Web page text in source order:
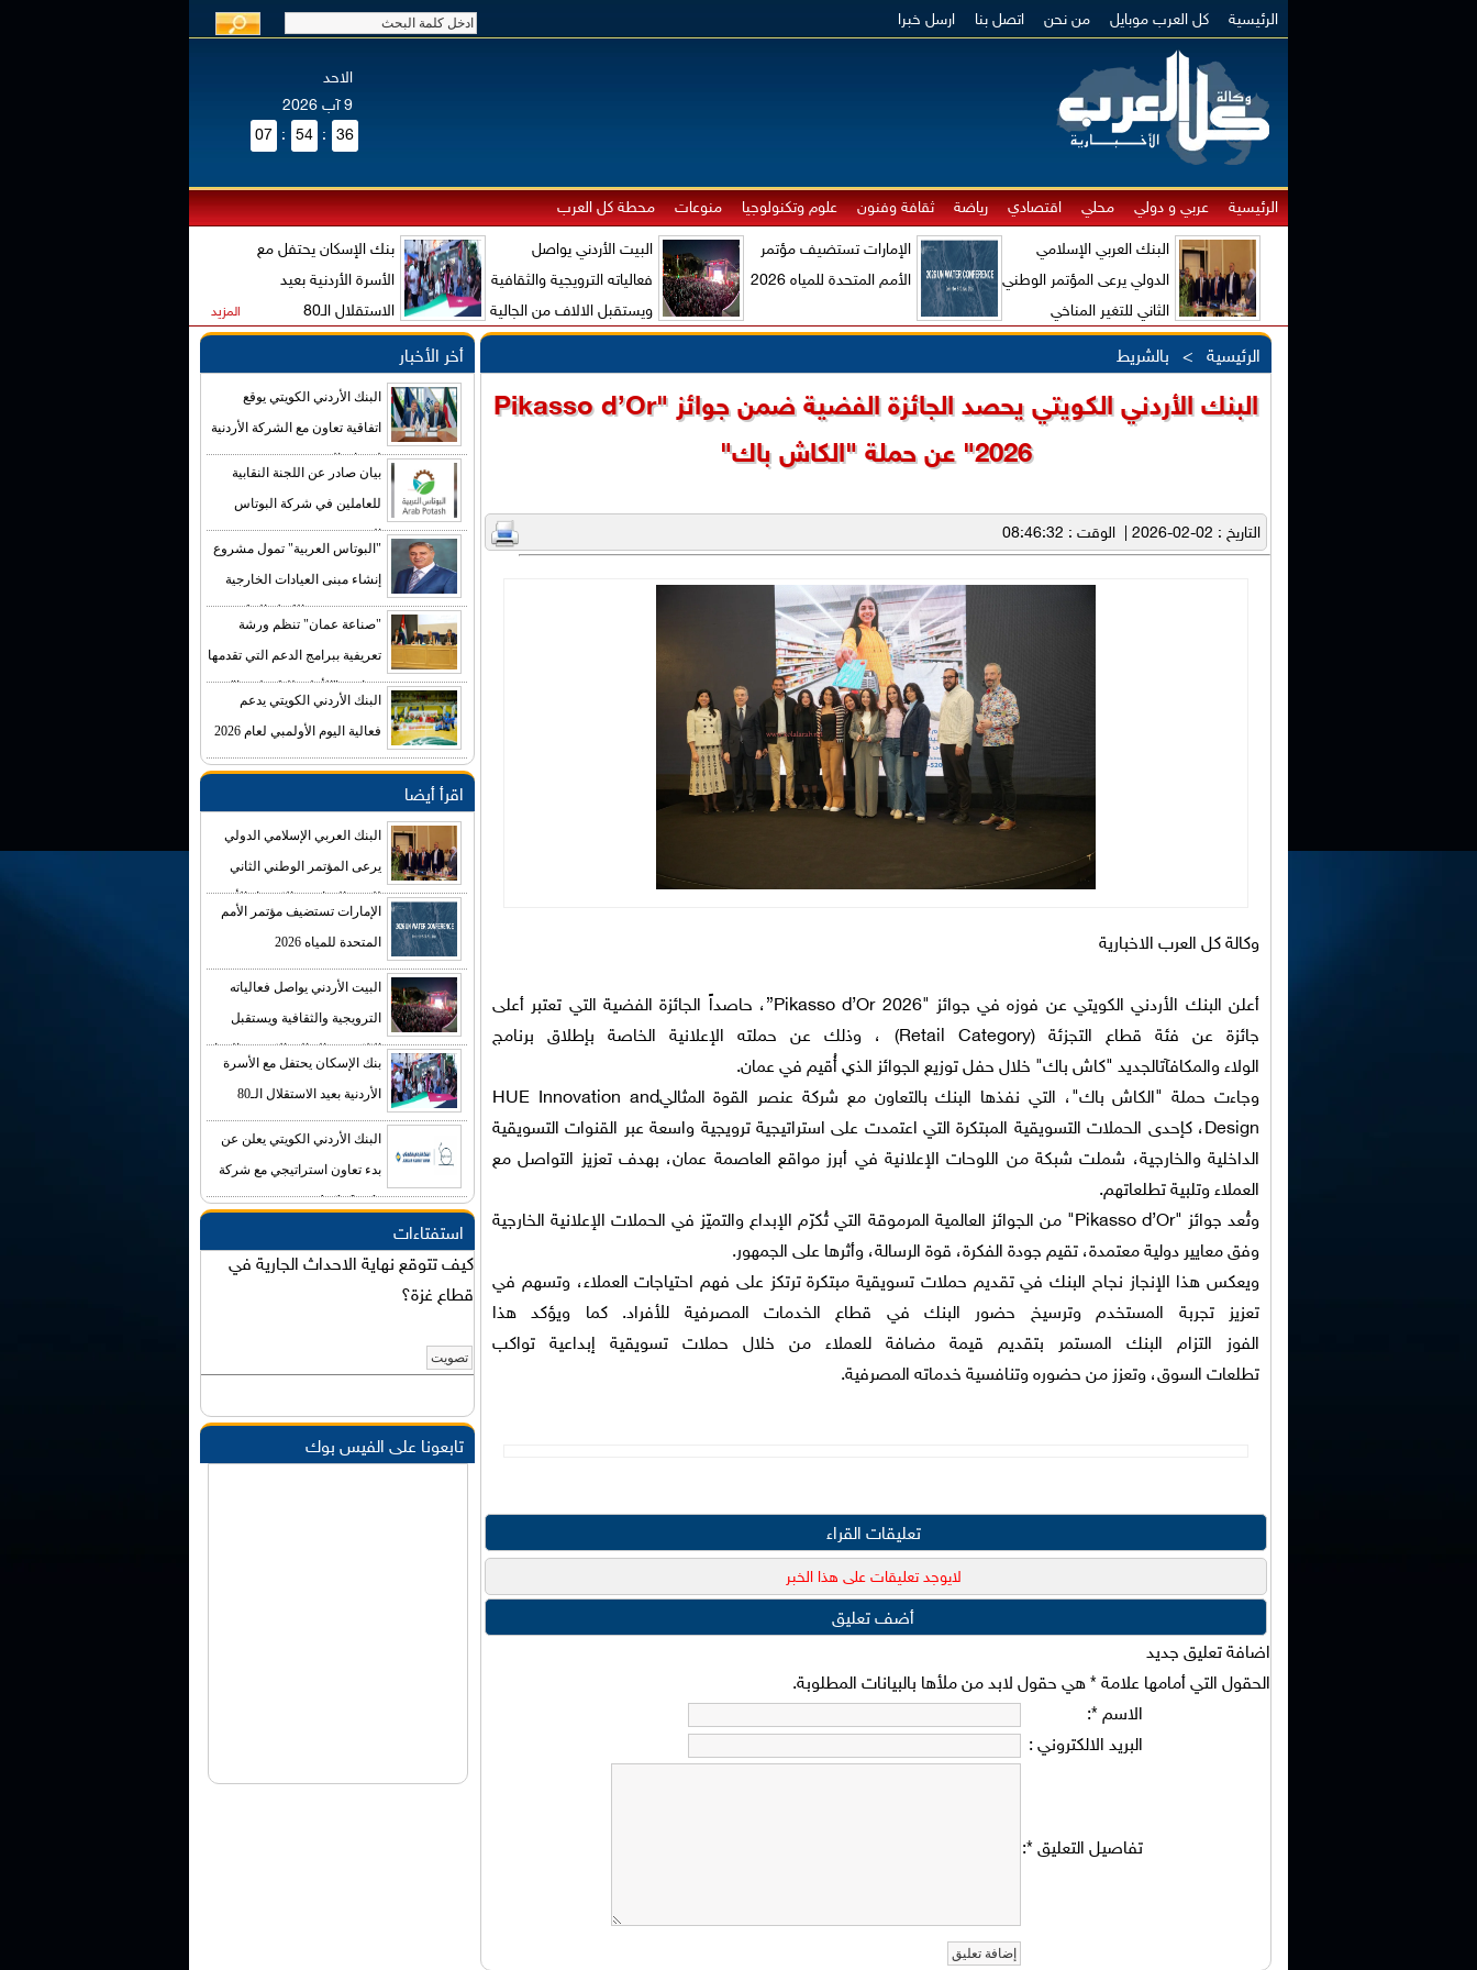
الرئيسية كل العرب موبايل من نحن اتصل بنا ارسل خبرا
الاحد
9 آب 2026
07 : 54 : 36
الرئيسية عربي و دولي محلي اقتصادي رياضة ثقافة وفنون علوم وتكنولوجيا منوعات محطة كل العرب
البنك العربي الإسلامي
الدولي يرعى المؤتمر الوطني
الثاني للتغير المناخي
الإمارات تستضيف مؤتمر
الأمم المتحدة للمياه 2026
البيت الأردني يواصل
فعالياته الترويجية والثقافية
ويستقبل الالاف من الجالية
بنك الإسكان يحتفل مع
الأسرة الأردنية بعيد
الاستقلال الـ80
المزيد
الرئيسية > بالشريط
البنك الأردني الكويتي يحصد الجائزة الفضية ضمن جوائز "Pikasso d’Or
2026" عن حملة "الكاش باك"
التاريخ : 02-02-2026 | الوقت : 08:46:32
وكالة كل العرب الاخبارية
أعلن البنك الأردني الكويتي عن فوزه في جوائز "Pikasso d’Or 2026
” ، حاصداً الجائزة الفضية التي تعتبر أعلى
جائزة عن فئة قطاع التجزئة (Retail Category) ، وذلك عن حملته الإعلانية الخاصة بإطلاق برنامج
الولاء والمكافآتالجديد "كاش باك" خلال حفل توزيع الجوائز الذي أُقيم في عمان.
وجاءت حملة "الكاش باك"، التي نفذها البنك بالتعاون مع شركة عنصر القوة المثاليHUE Innovation and
Design ، كإحدى الحملات التسويقية المبتكرة التي اعتمدت على استراتيجية ترويجية واسعة عبر القنوات التسويقية
الداخلية والخارجية، شملت شبكة من اللوحات الإعلانية في أبرز مواقع العاصمة عمان، بهدف تعزيز التواصل مع
العملاء وتلبية تطلعاتهم.
وتُعدجوائز "Pikasso d’Or"
من الجوائز العالمية المرموقة التي تُكرّم الإبداع والتميّز في الحملات الإعلانية الخارجية
وفق معايير دولية معتمدة، تقيم جودة الفكرة، قوة الرسالة، وأثرها على الجمهور.
ويعكس هذا الإنجاز نجاح البنك في تقديم حملات تسويقية مبتكرة ترتكز على فهم احتياجات العملاء، وتسهم في
تعزيز تجربة المستخدم وترسيخ حضور البنك في قطاع الخدمات المصرفية للأفراد. كما ويؤكد
هذا
الفوز التزام البنك المستمر بتقديم قيمة مضافة للعملاء من خلال حملات تسويقية إبداعية تواكب
تطلعات السوق، وتعزز من حضوره وتنافسية خدماته المصرفية.
تعليقات القراء
لايوجد تعليقات على هذا الخبر
أضف تعليق
اضافة تعليق جديد
الحقول التي أمامها علامة * هي حقول لابد من ملأها بالبيانات المطلوبة.
الاسم*
:
البريد الالكتروني:
تفاصيل التعليق*
:
أخر الأخبار
البنك الأردني الكويتي يوقع
اتفاقية تعاون مع الشركة الأردنية
لضمان القروض
بيان صادر عن اللجنة النقابية
للعاملين في شركة البوتاس
العربية
"البوتاس العربية" تمول مشروع
إنشاء مبنى العيادات الخارجية
في مستشفى الكرك الحكومي
بكلفة تصل إلى (4) ملايين دينار
"صناعة عمان" تنظم ورشة
تعريفية ببرامج الدعم التي تقدمها
صناديق "الأعلى للتكنولوجيا"
البنك الأردني الكويتي يدعم
فعالية اليوم الأولمبي لعام 2026
اقرأ أيضا
البنك العربي الإسلامي الدولي
يرعى المؤتمر الوطني الثاني
للتغير المناخي والاقتصاد الأخضر
الإمارات تستضيف مؤتمر الأمم
المتحدة للمياه 2026
البيت الأردني يواصل فعالياته
الترويجية والثقافية ويستقبل
الالاف من الجالية الاردنية والزوار
الاجانب
بنك الإسكان يحتفل مع الأسرة
الأردنية بعيد الاستقلال الـ80
البنك الأردني الكويتي يعلن عن
بدء تعاون استراتيجي مع شركة
Agile-Leads
استفتاءات
كيف تتوقع نهاية الاحداث الجارية في
قطاع غزة؟
تابعونا على الفيس بوك